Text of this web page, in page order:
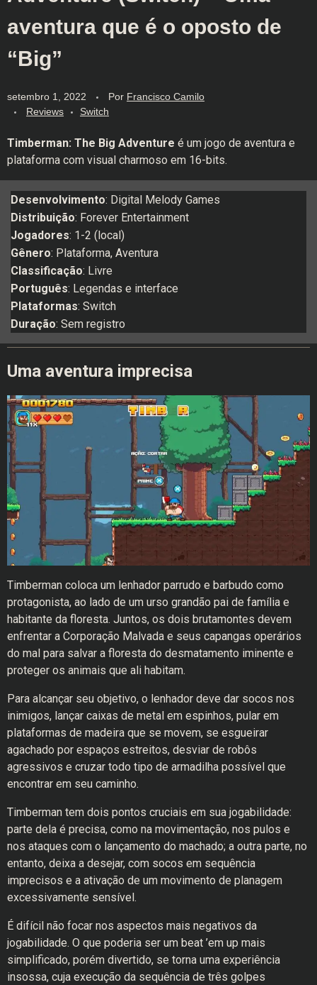
aventura que é o oposto de
“Big”
setembro 1, 2022 Por Francisco Camilo
Reviews
Switch
Timberman: The Big Adventure é um jogo de aventura e
plataforma com visual charmoso em 16-bits.
Desenvolvimento: Digital Melody Games
Distribuição: Forever Entertainment
Jogadores: 1-2 (local)
Gênero: Plataforma, Aventura
Classificação: Livre
Português: Legendas e interface
Plataformas: Switch
Duração: Sem registro
Uma aventura imprecisa
Timberman coloca um lenhador parrudo e barbudo como
protagonista, ao lado de um urso grandão pai de família e
habitante da floresta. Juntos, os dois brutamontes devem
enfrentar a Corporação Malvada e seus capangas operários
do mal para salvar a floresta do desmatamento iminente e
proteger os animais que ali habitam.
Para alcançar seu objetivo, o lenhador deve dar socos nos
inimigos, lançar caixas de metal em espinhos, pular em
plataformas de madeira que se movem, se esgueirar
agachado por espaços estreitos, desviar de robôs
agressivos e cruzar todo tipo de armadilha possível que
encontrar em seu caminho.
Timberman tem dois pontos cruciais em sua jogabilidade:
parte dela é precisa, como na movimentação, nos pulos e
nos ataques com o lançamento do machado; a outra parte, no
entanto, deixa a desejar, com socos em sequência
imprecisos e a ativação de um movimento de planagem
excessivamente sensível.
É difícil não focar nos aspectos mais negativos da
jogabilidade. O que poderia ser um beat ’em up mais
simplificado, porém divertido, se torna uma experiência
insossa, cuja execução da sequência de três golpes